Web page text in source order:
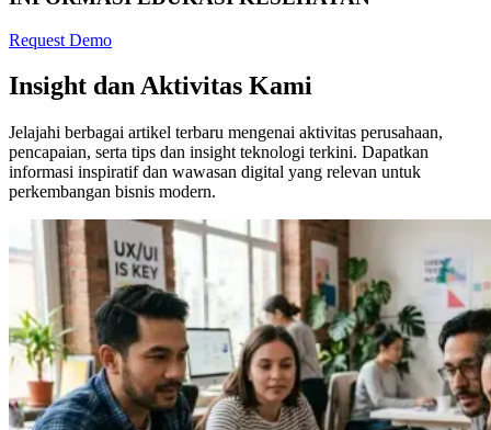
Request Demo
Insight dan Aktivitas Kami
Jelajahi berbagai artikel terbaru mengenai aktivitas perusahaan,
pencapaian, serta tips dan insight teknologi terkini. Dapatkan
informasi inspiratif dan wawasan digital yang relevan untuk
perkembangan bisnis modern.